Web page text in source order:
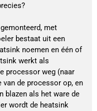
met
bestaat uit een
noemen en één of
werkt als
processor weg (naar
van de processor op, en
blazen als het ware de
wordt de heatsink